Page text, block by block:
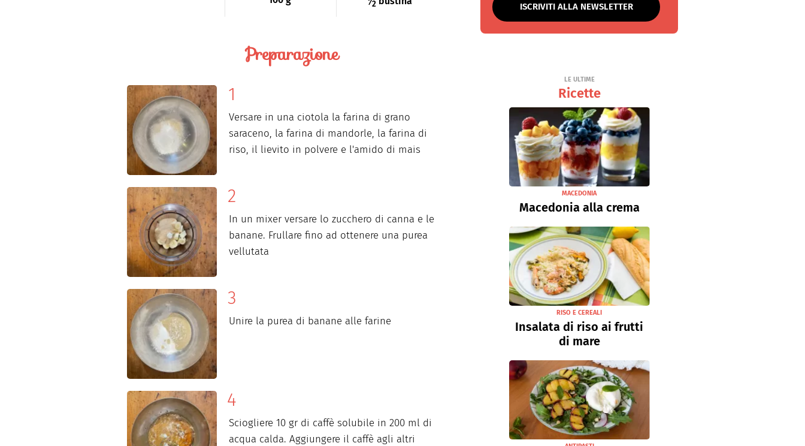
2
Preparazione
Versare in una ciotola la farina di grano
saraceno, la farina di mandorle, la farina di
riso, il lievito in polvere e l'amido di mais
In un mixer versare lo zucchero di canna e le
banane. Frullare fino ad ottenere una purea
vellutata
Unire la purea di banane alle farine
Sciogliere 10 gr di caffè solubile in 200 ml di
acqua calda. Aggiungere il caffè agli altri
ISCRIVITI ALLA NEWSLETTER
LE ULTIME
Ricette
MACEDONIA
Macedonia alla crema
RISO E CEREALI
Insalata di riso ai frutti
di mare